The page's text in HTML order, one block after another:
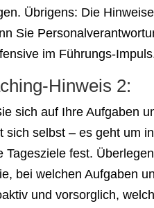
Übrigens: Die
Sie
im Führungs-
Hinweis 2:
sich auf Ihre Aufgaben
sich selbst – es geht um
Tagesziele fest.
bei welchen Aufgaben
und vorsorglich,